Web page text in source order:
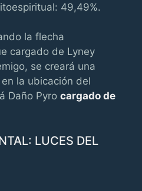
49,49%.
la flecha
cargado de Lyney
se creará una
la ubicación del
Daño Pyro cargado de
LUCES DEL